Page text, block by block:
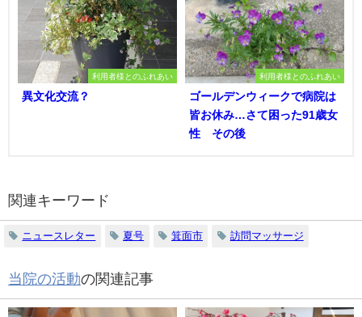
利用者様とのふれあい
異文化交流？
利用者様とのふれあい
ゴールデンウィークで病院は
皆お休み…さて困った91歳女
性 その後
関連キーワード
ニュースレター 夏号 箕面市 訪問マッサージ
当院の活動の関連記事